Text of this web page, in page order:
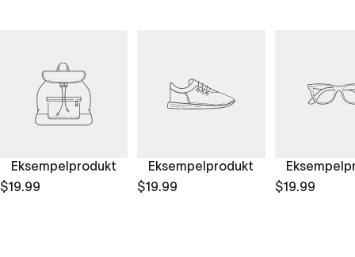
Eksempelprodukt
$19.99
Eksempelprodukt
$19.99
$19.99